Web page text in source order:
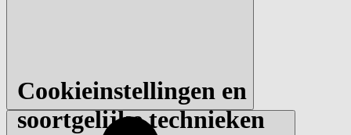
Cookieinstellingen en
soortgelijke technieken